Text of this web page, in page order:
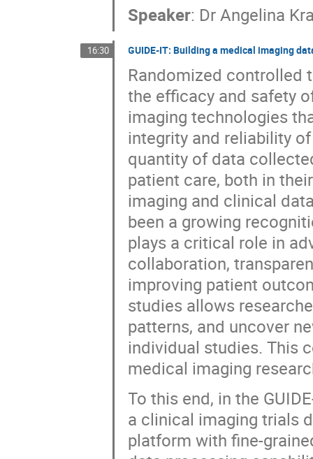
Speaker: Dr Angelina
16:30 GUIDE-IT: Building a medical imaging
Randomized controlled
the efficacy and safety
imaging technologies
integrity and reliability
quantity of data
patient care, both in
imaging and clinical
been a growing
plays a critical role in
collaboration,
improving patient
studies allows
patterns, and uncover
individual studies. This
medical imaging
To this end, in the
a clinical imaging trials
platform with fine-